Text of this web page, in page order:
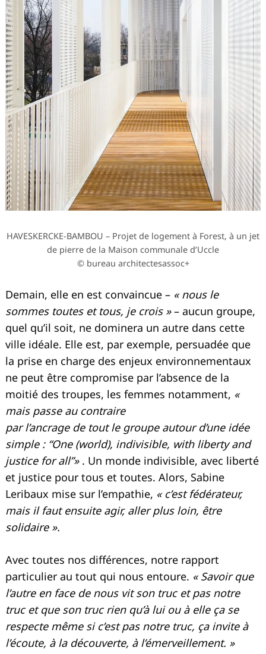
HAVESKERCKE-BAMBOU – Projet de logement à Forest, à un jet
de pierre de la Maison communale d’Uccle
© bureau architectesassoc+
Demain, elle en est convaincue – « nous le
sommes toutes et tous, je crois »– aucun groupe,
quel qu’il soit, ne dominera un autre dans cette
ville idéale. Elle est, par exemple, persuadée que
la prise en charge des enjeux environnementaux
ne peut être compromise par l’absence de la
moitié des troupes, les femmes notamment, «
mais passe au contraire
par l’ancrage de tout le groupe autour d’une idée
simple : “One (world), indivisible, with liberty and
justice for all”» . Un monde indivisible, avec liberté
et justice pour tous et toutes. Alors, Sabine
Leribaux mise sur l’empathie, « c’est fédérateur,
mais il faut ensuite agir, aller plus loin, être
solidaire ».
Avec toutes nos différences, notre rapport
particulier au tout qui nous entoure. « Savoir que
l’autre en face de nous vit son truc et pas notre
truc et que son truc rien qu’à lui ou à elle ça se
respecte même si c’est pas notre truc, ça invite à
l’écoute, à la découverte, à l’émerveillement. »